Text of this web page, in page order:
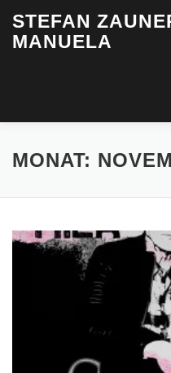
Inhalt
springen
STEFAN
MANUELA
HOME BIOGRAFIE
MONAT: